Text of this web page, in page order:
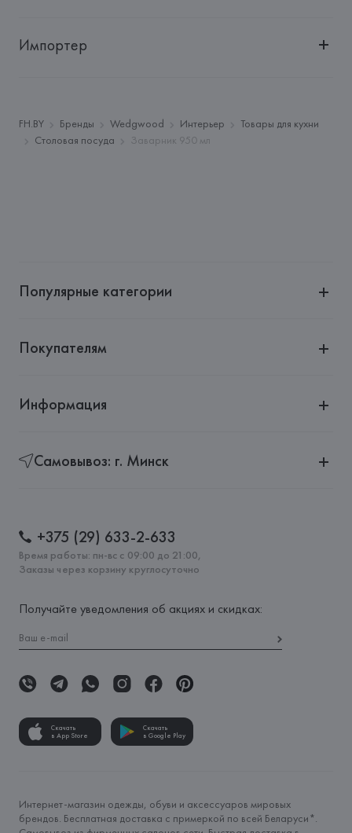
Импортер
Адрес:
Республика Беларусь, 220035, г. Минск, ул.
Тимирязева, 72A
FH.BY Бренды Wedgwood Интерьер
Товары для кухни
Столовая посуда
Заварник 950 мл
Популярные категории
Покупателям
Информация
Самовывоз: г. Минск
+375 (29) 633-2-633
Время работы: пн-вс с 09:00 до 21:00,
Заказы через корзину круглосуточно
Получайте уведомления об акциях и скидках:
Скачать
в App Store
Скачать
в Google Play
Интернет-магазин одежды, обуви и аксессуаров мировых
брендов. Бесплатная доставка с примеркой по всей Беларуси*.